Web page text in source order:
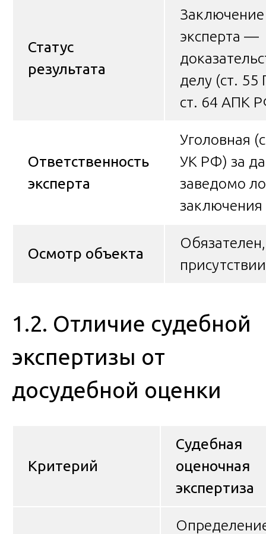
Статус
результата
Заключение
эксперта —
делу (ст.
ст. 64 АПК
Ответственность
эксперта
Уголовная
УК РФ) за
заведомо
заключения
Осмотр объекта
1.2. Отличие судебной
экспертизы от
досудебной оценки
Критерий
Судебная
оценочная
экспертиза